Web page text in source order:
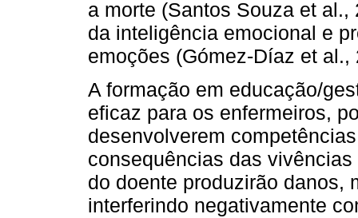
a morte (Santos Souza et
da inteligência emocional e
emoções (Gómez-Díaz et al.,
A formação em educação/
eficaz para os enfermeiros,
desenvolverem
consequências das
do doente produzirão danos,
interferindo negativamente